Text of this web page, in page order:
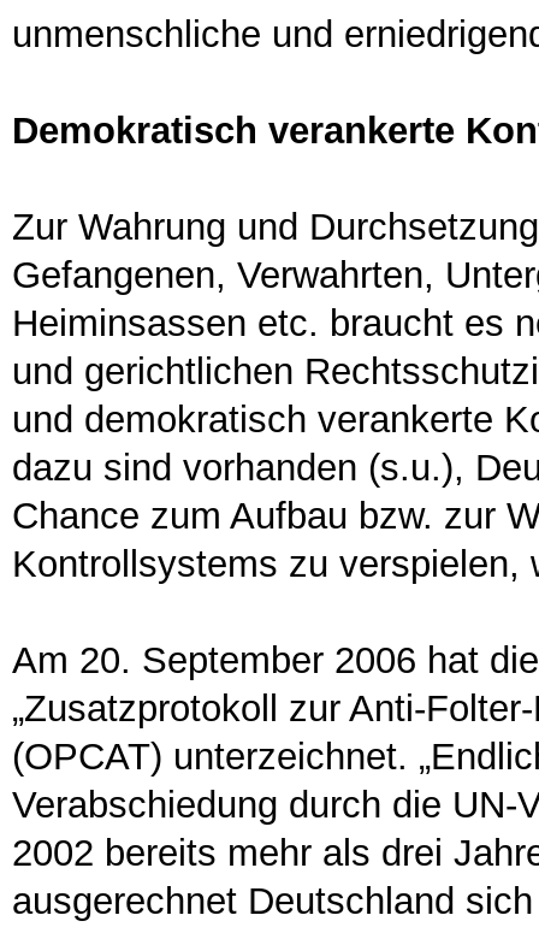
unmenschliche und
Demokratisch verankerte
Zur Wahrung und
Gefangenen, Verwahrten,
Heiminsassen etc. braucht es
und gerichtlichen
und demokratisch verankerte
dazu sind vorhanden (s.u.),
Chance zum Aufbau bzw. zur
Kontrollsystems zu
Am 20. September 2006 hat
„Zusatzprotokoll zur Anti-
(OPCAT) unterzeichnet.
Verabschiedung durch die UN-
2002 bereits mehr als drei
ausgerechnet Deutschland